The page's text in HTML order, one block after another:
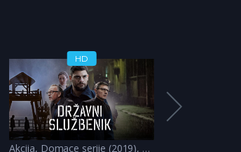
HD
Akcija, Domace serije (2019), Drama